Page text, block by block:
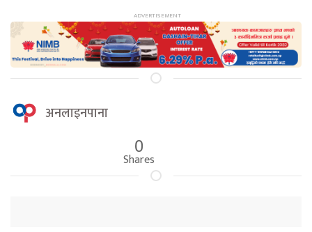
अनलाइनपाना
0
Shares